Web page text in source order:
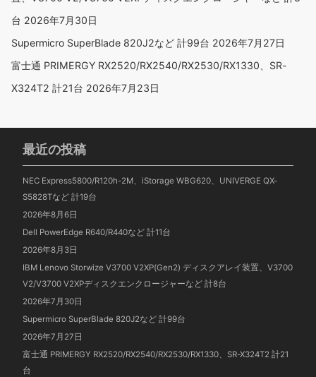
台 2026年7月30日
Supermicro SuperBlade 820J2など 計99台 2026年7月27日
富士通 PRIMERGY RX2520/RX2540/RX2530/RX1330、SR-
X324T2 計21台 2026年7月23日
最近の投稿
NEC Express5800/R120h-2M、iStorage WBG620、UNIVERGE QX-
S5828Tなど 計19台
2026年8月6日
Dell PowerEdge R640/R440など 計11台
2026年8月3日
IBM Lenovo Storwize V3700 V2XP(Gen2) ディスクアレイ装置、V3700
V2/V3700 V2XPディスクエンクロージャーなど 計8台
2026年7月30日
Supermicro SuperBlade 820J2など 計99台
2026年7月27日
富士通 PRIMERGY RX2520/RX2540/RX2530/RX1330、SR-X324T2 計21
台